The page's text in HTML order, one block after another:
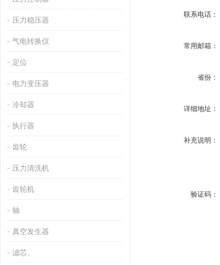
压力稳压器
气电转换仪
定位
电力变压器
冷却器
执行器
齿轮
压力清洗机
齿轮机
轴
真空发生器
滤芯、
联系电话：
常用邮箱：
省份：
详细地址：
补充说明：
验证码：